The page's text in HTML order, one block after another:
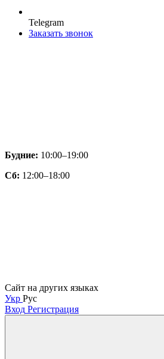
Telegram
Заказать звонок
Будние: 10:00–19:00
Сб: 12:00–18:00
Сайт на других языках
Укр Рус
Вход Регистрация